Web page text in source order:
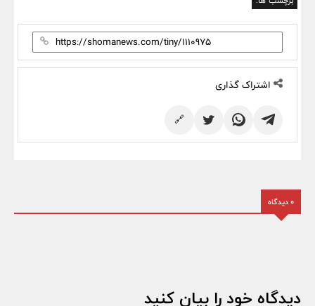
اشتراک گذاری
🔗
0 دیدگاه
دیدگاه خود را بیان کنید